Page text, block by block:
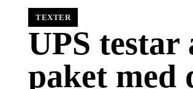
TEXTER
UPS
paket med